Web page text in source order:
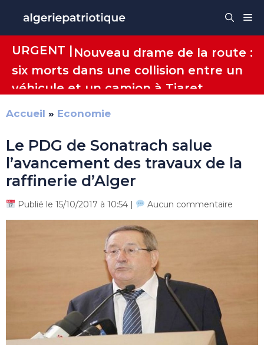
contenu
URGENT | Nouveau drame de la route :
six morts dans une collision entre un
véhicule et un camion à Tiaret
Accueil » Economie
Le PDG de Sonatrach salue
l’avancement des travaux de la
raffinerie d’Alger
Publié le 15/10/2017 à 10:54 | Aucun commentaire